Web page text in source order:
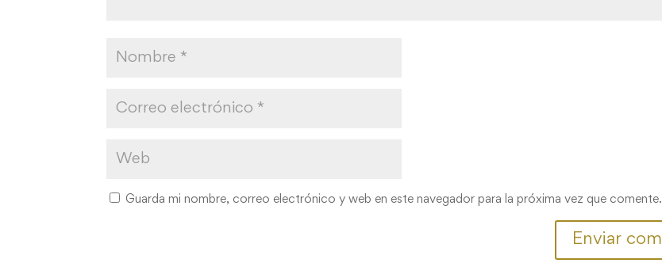
Guarda mi nombre, correo electrónico y web en este navegador para la próxima vez que comente.